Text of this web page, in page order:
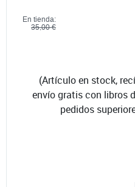
En tienda:
35,00 €
(Artículo en stock,
envío gratis con libros
pedidos